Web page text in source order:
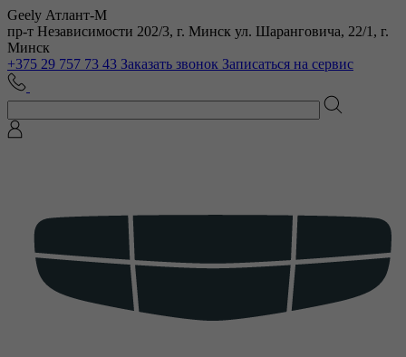
Geely Атлант-М
пр-т Независимости 202/3, г. Минск ул. Шаранговича, 22/1, г.
Минск
+375 29 757 73 43 Заказать звонок Записаться на сервис